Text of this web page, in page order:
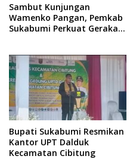
Sambut Kunjungan
Wamenko Pangan, Pemkab
Sukabumi Perkuat Gerakan
Bupati Sukabumi Resmikan
Kantor UPT Dalduk
Kecamatan Cibitung